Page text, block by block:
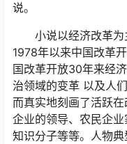
说。
小说以经济改革
1978年以来中国改革
国改革开放30年来经
治领域的变革 以及人
而真实地刻画了活跃
企业的领导、农民企业
知识分子等等。人物典